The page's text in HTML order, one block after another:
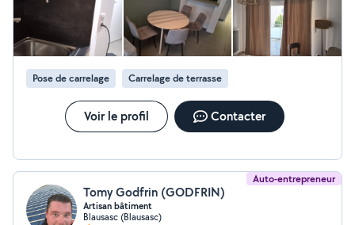
Pose de carrelage Carrelage de terrasse
Voir le profil Contacter
Auto-entrepreneur
Tomy Godfrin (GODFRIN)
Artisan bâtiment
Blausasc (Blausasc)